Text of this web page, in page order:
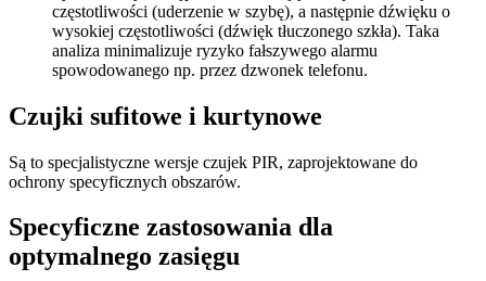
częstotliwości (uderzenie w szybę), a następnie dźwięku o
wysokiej częstotliwości (dźwięk tłuczonego szkła). Taka
analiza minimalizuje ryzyko fałszywego alarmu
spowodowanego np. przez dzwonek telefonu.
Czujki sufitowe i kurtynowe
Są to specjalistyczne wersje czujek PIR, zaprojektowane do
ochrony specyficznych obszarów.
Specyficzne zastosowania dla
optymalnego zasięgu